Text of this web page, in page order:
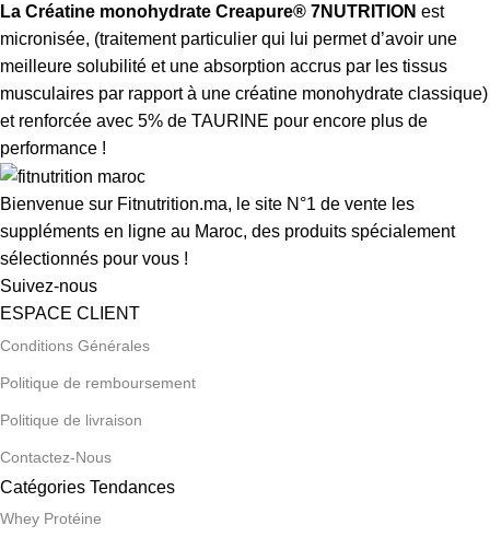
La Créatine monohydrate Creapure® 7NUTRITION est
micronisée, (traitement particulier qui lui permet d’avoir une
meilleure solubilité et une absorption accrus par les tissus
musculaires par rapport à une créatine monohydrate classique)
et renforcée avec 5% de TAURINE pour encore plus de
performance !
Bienvenue sur Fitnutrition.ma, le site N°1 de vente les
suppléments en ligne au Maroc, des produits spécialement
sélectionnés pour vous !
Suivez-nous
ESPACE CLIENT
Conditions Générales
Politique de remboursement
Politique de livraison
Contactez-Nous
Catégories Tendances
Whey Protéine